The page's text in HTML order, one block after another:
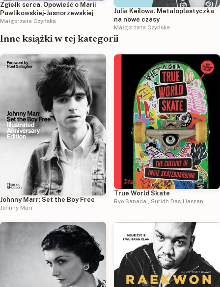
Zgiełk serca. Opowieść o Marii
Pawlikowskiej-Jasnorzewskiej
Małgorzata Czyńska
Julia Keilowa. Metaloplastyczka
na nowe czasy
Małgorzata Czyńska
Inne książki w tej kategorii
Johnny Marr: Set the Boy Free
Johnny Marr
True World Skate
Ryo Sanada Suridh Das-Hassan